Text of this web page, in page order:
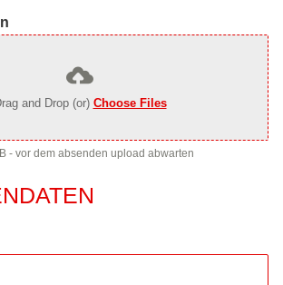
and Drop (or) Choose Files
- vor dem absenden upload abwarten